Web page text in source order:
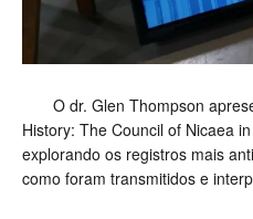
O dr. Glen Thompson
History: The Council of Nicaea
explorando os registros mais
como foram transmitidos e